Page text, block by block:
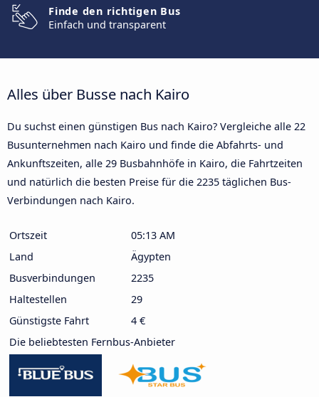
Finde den richtigen Bus
Einfach und transparent
Alles über Busse nach Kairo
Du suchst einen günstigen Bus nach Kairo? Vergleiche alle 22
Busunternehmen nach Kairo und finde die Abfahrts- und
Ankunftszeiten, alle 29 Busbahnhöfe in Kairo, die Fahrtzeiten
und natürlich die besten Preise für die 2235 täglichen Bus-
Verbindungen nach Kairo.
Ortszeit
05:13 AM
Land
Ägypten
Busverbindungen
2235
Haltestellen
29
Günstigste Fahrt
4 €
Die beliebtesten Fernbus-Anbieter